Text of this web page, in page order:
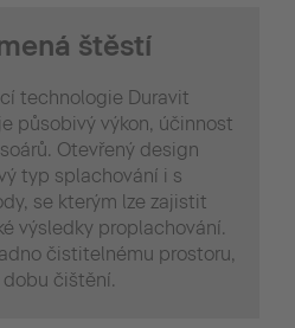
štěstí
technologie Duravit
působivý výkon, účinnost
Otevřený design
typ splachování i s
se kterým lze zajistit
výsledky proplachování.
čistitelnému prostoru,
dobu čištění.